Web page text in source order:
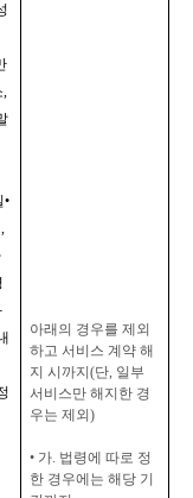
,
•
,
아래의 경우를 제외
하고 서비스 계약 해
지 시까지 (단, 일부
서비스만 해지한 경
우는 제외 )
• 가. 법령에 따로 정
한 경우에는 해당 기